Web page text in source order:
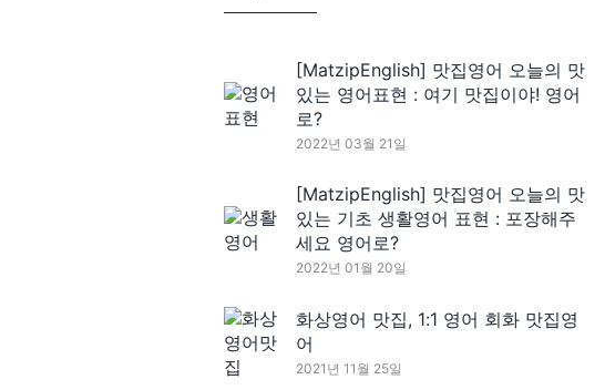
[MatzipEnglish] 맛집영어 오늘의 맛
있는 영어표현 : 여기 맛집이야! 영어
로?
2022년 03월 21일
[MatzipEnglish] 맛집영어 오늘의 맛
있는 기초 생활영어 표현 : 포장해주
세요 영어로?
2022년 01월 20일
화상영어 맛집, 1:1 영어 회화 맛집영
어
2021년 11월 25일